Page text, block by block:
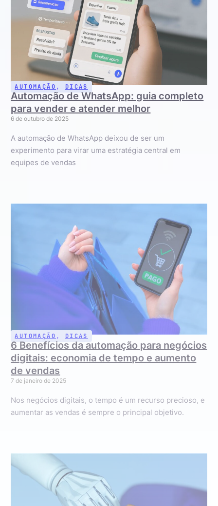
AUTOMAÇÃO , DICAS
Automação de WhatsApp: guia completo
para vender e atender melhor
6 de outubro de 2025
A automação de WhatsApp deixou de ser um
experimento para virar uma estratégia central em
equipes de vendas
AUTOMAÇÃO , DICAS
6 Benefícios da automação para negócios
digitais: economia de tempo e aumento
de vendas
7 de janeiro de 2025
Nos negócios digitais, o tempo é um recurso precioso, e
aumentar as vendas é sempre o principal objetivo.